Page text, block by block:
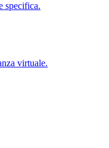
specifica.
virtuale.